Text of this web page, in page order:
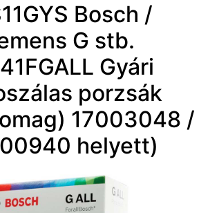
Bosch /
G stb.
Gyári
porzsák
17003048 /
helyett)